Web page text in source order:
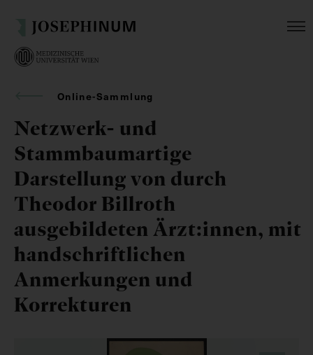
Online-Sammlung
Netzwerk- und
Stammbaumartige
Darstellung von durch
Theodor Billroth
ausgebildeten Ärzt:innen, mit
handschriftlichen
Anmerkungen und
Korrekturen